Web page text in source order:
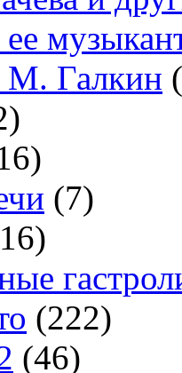
М. Галкин
(7)
(222)
(46)